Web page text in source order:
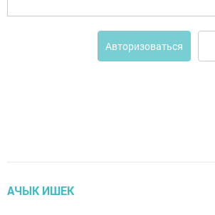
Авторизоваться
АЧЫК ИШЕК